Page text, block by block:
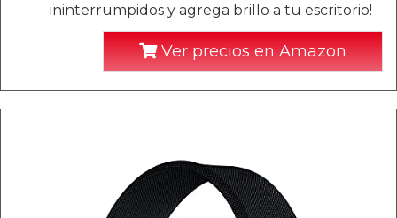
ininterrumpidos y agrega brillo a tu escritorio!
Ver precios en Amazon